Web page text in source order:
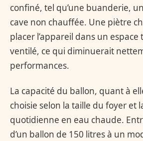
confiné, tel qu’une buanderie,
cave non chauffée. Une piètre
placer l’appareil dans un
ventilé, ce qui diminuerait
performances.
La capacité du ballon, quant à
choisie selon la taille du foyer et
quotidienne en eau chaude.
d’un ballon de 150 litres à un